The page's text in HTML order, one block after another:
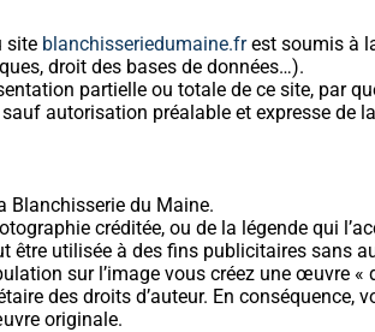
site blanchisseriedumaine.frest soumis à
droit des bases de données…).
partielle ou totale de ce site, par
autorisation préalable et expresse de
Blanchisserie du Maine.
créditée, ou de la légende qui
être utilisée à des fins publicitaires sans
sur l’image vous créez une œuvre «
des droits d’auteur. En conséquence,
originale.